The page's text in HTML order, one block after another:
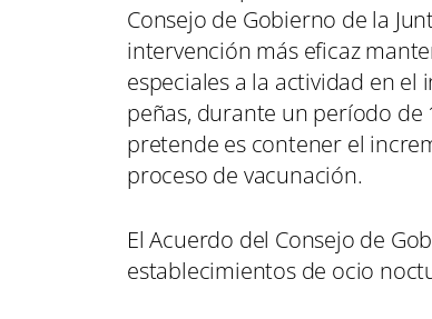
Consejo de Gobierno de la
intervención más eficaz
especiales a la actividad en
peñas, durante un período de
pretende es contener el
proceso de vacunación.
El Acuerdo del Consejo de
establecimientos de ocio